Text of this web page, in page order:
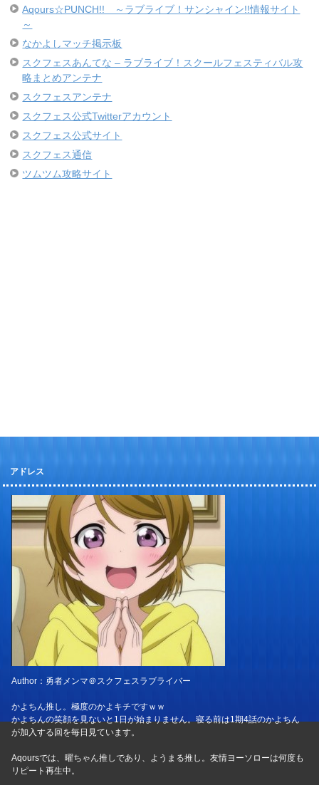
Aqours☆PUNCH!! ～ラブライブ！サンシャイン!!情報サイト
～
なかよしマッチ掲示板
スクフェスあんてな – ラブライブ！スクールフェスティバル攻
略まとめアンテナ
スクフェスアンテナ
スクフェス公式Twitterアカウント
スクフェス公式サイト
スクフェス通信
ツムツム攻略サイト
アドレス
Author：勇者メンマ＠スクフェスラブライバー
かよちん推し。極度のかよキチですｗｗ
かよちんの笑顔を見ないと1日が始まりません。寝る前は1期4話のかよちん
が加入する回を毎日見ています。
Aqoursでは、曜ちゃん推しであり、ようまる推し。友情ヨーソローは何度も
リピート再生中。